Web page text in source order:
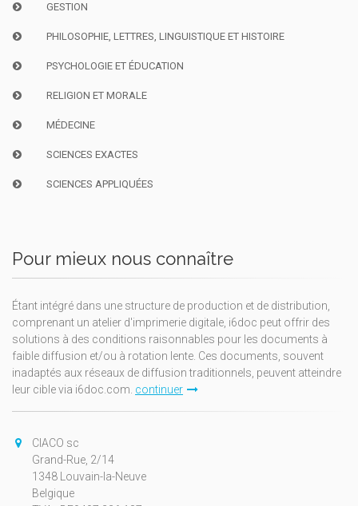
GESTION
PHILOSOPHIE, LETTRES, LINGUISTIQUE ET HISTOIRE
PSYCHOLOGIE ET ÉDUCATION
RELIGION ET MORALE
MÉDECINE
SCIENCES EXACTES
SCIENCES APPLIQUÉES
Pour mieux nous connaître
Étant intégré dans une structure de production et de distribution,
comprenant un atelier d'imprimerie digitale, i6doc peut offrir des
solutions à des conditions raisonnables pour les documents à
faible diffusion et/ou à rotation lente. Ces documents, souvent
inadaptés aux réseaux de diffusion traditionnels, peuvent atteindre
leur cible via i6doc.com. continuer
CIACO sc
Grand-Rue, 2/14
1348 Louvain-la-Neuve
Belgique